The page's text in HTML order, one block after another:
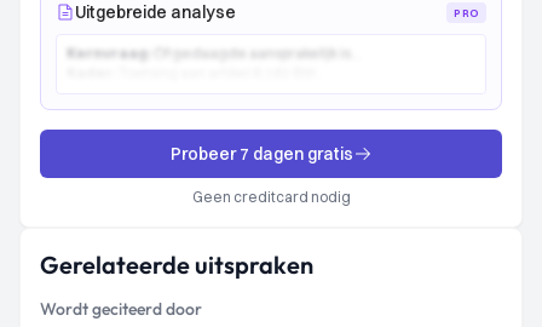
Uitgebreide analyse PRO
Kernvraag:
Probeer 7 dagen gratis
Geen creditcard nodig
Gerelateerde uitspraken
Wordt geciteerd door